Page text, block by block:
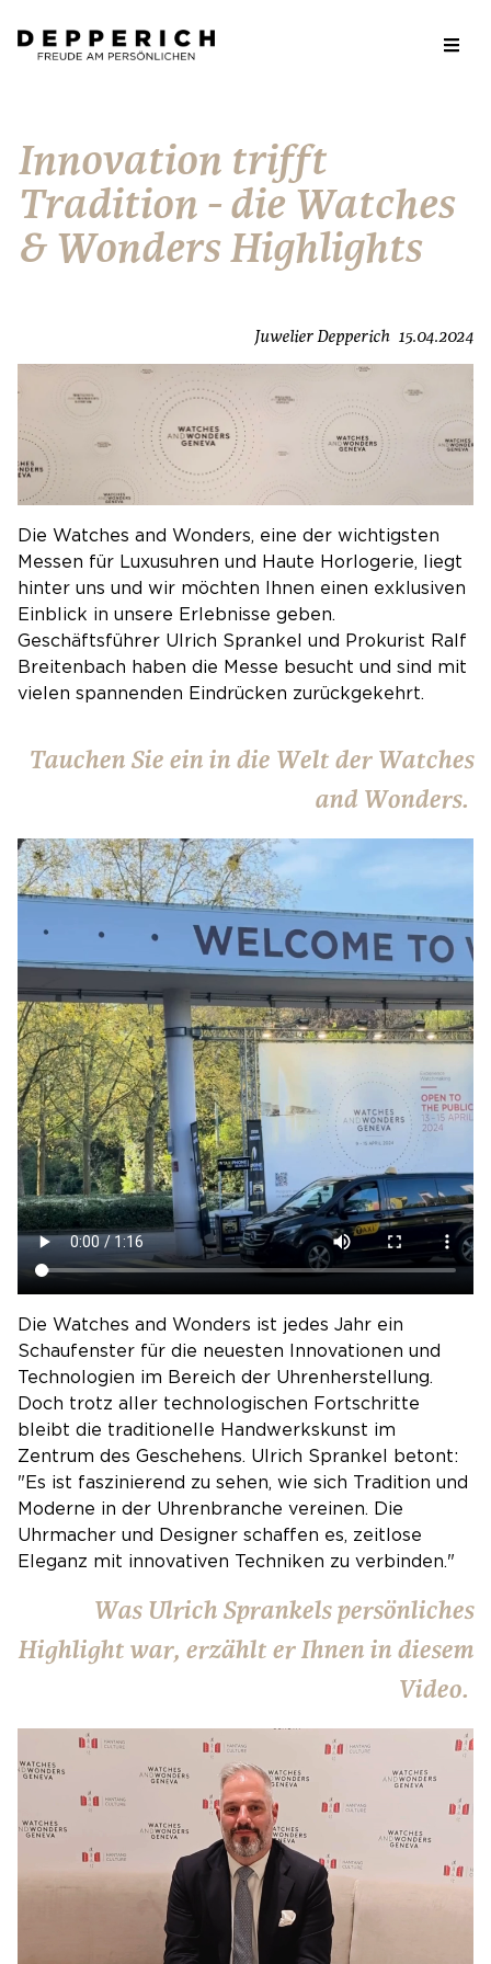
Innovation trifft
Tradition - die Watches
& Wonders Highlights
Juwelier Depperich 15.04.2024
Die Watches and Wonders, eine der wichtigsten
Messen für Luxusuhren und Haute Horlogerie, liegt
hinter uns und wir möchten Ihnen einen exklusiven
Einblick in unsere Erlebnisse geben.
Geschäftsführer Ulrich Sprankel und Prokurist Ralf
Breitenbach haben die Messe besucht und sind mit
vielen spannenden Eindrücken zurückgekehrt.
Tauchen Sie ein in die Welt der Watches
and Wonders.
Die Watches and Wonders ist jedes Jahr ein
Schaufenster für die neuesten Innovationen und
Technologien im Bereich der Uhrenherstellung.
Doch trotz aller technologischen Fortschritte
bleibt die traditionelle Handwerkskunst im
Zentrum des Geschehens. Ulrich Sprankel betont:
"Es ist faszinierend zu sehen, wie sich Tradition und
Moderne in der Uhrenbranche vereinen. Die
Uhrmacher und Designer schaffen es, zeitlose
Eleganz mit innovativen Techniken zu verbinden."
Was Ulrich Sprankels persönliches
Highlight war, erzählt er Ihnen in diesem
Video.